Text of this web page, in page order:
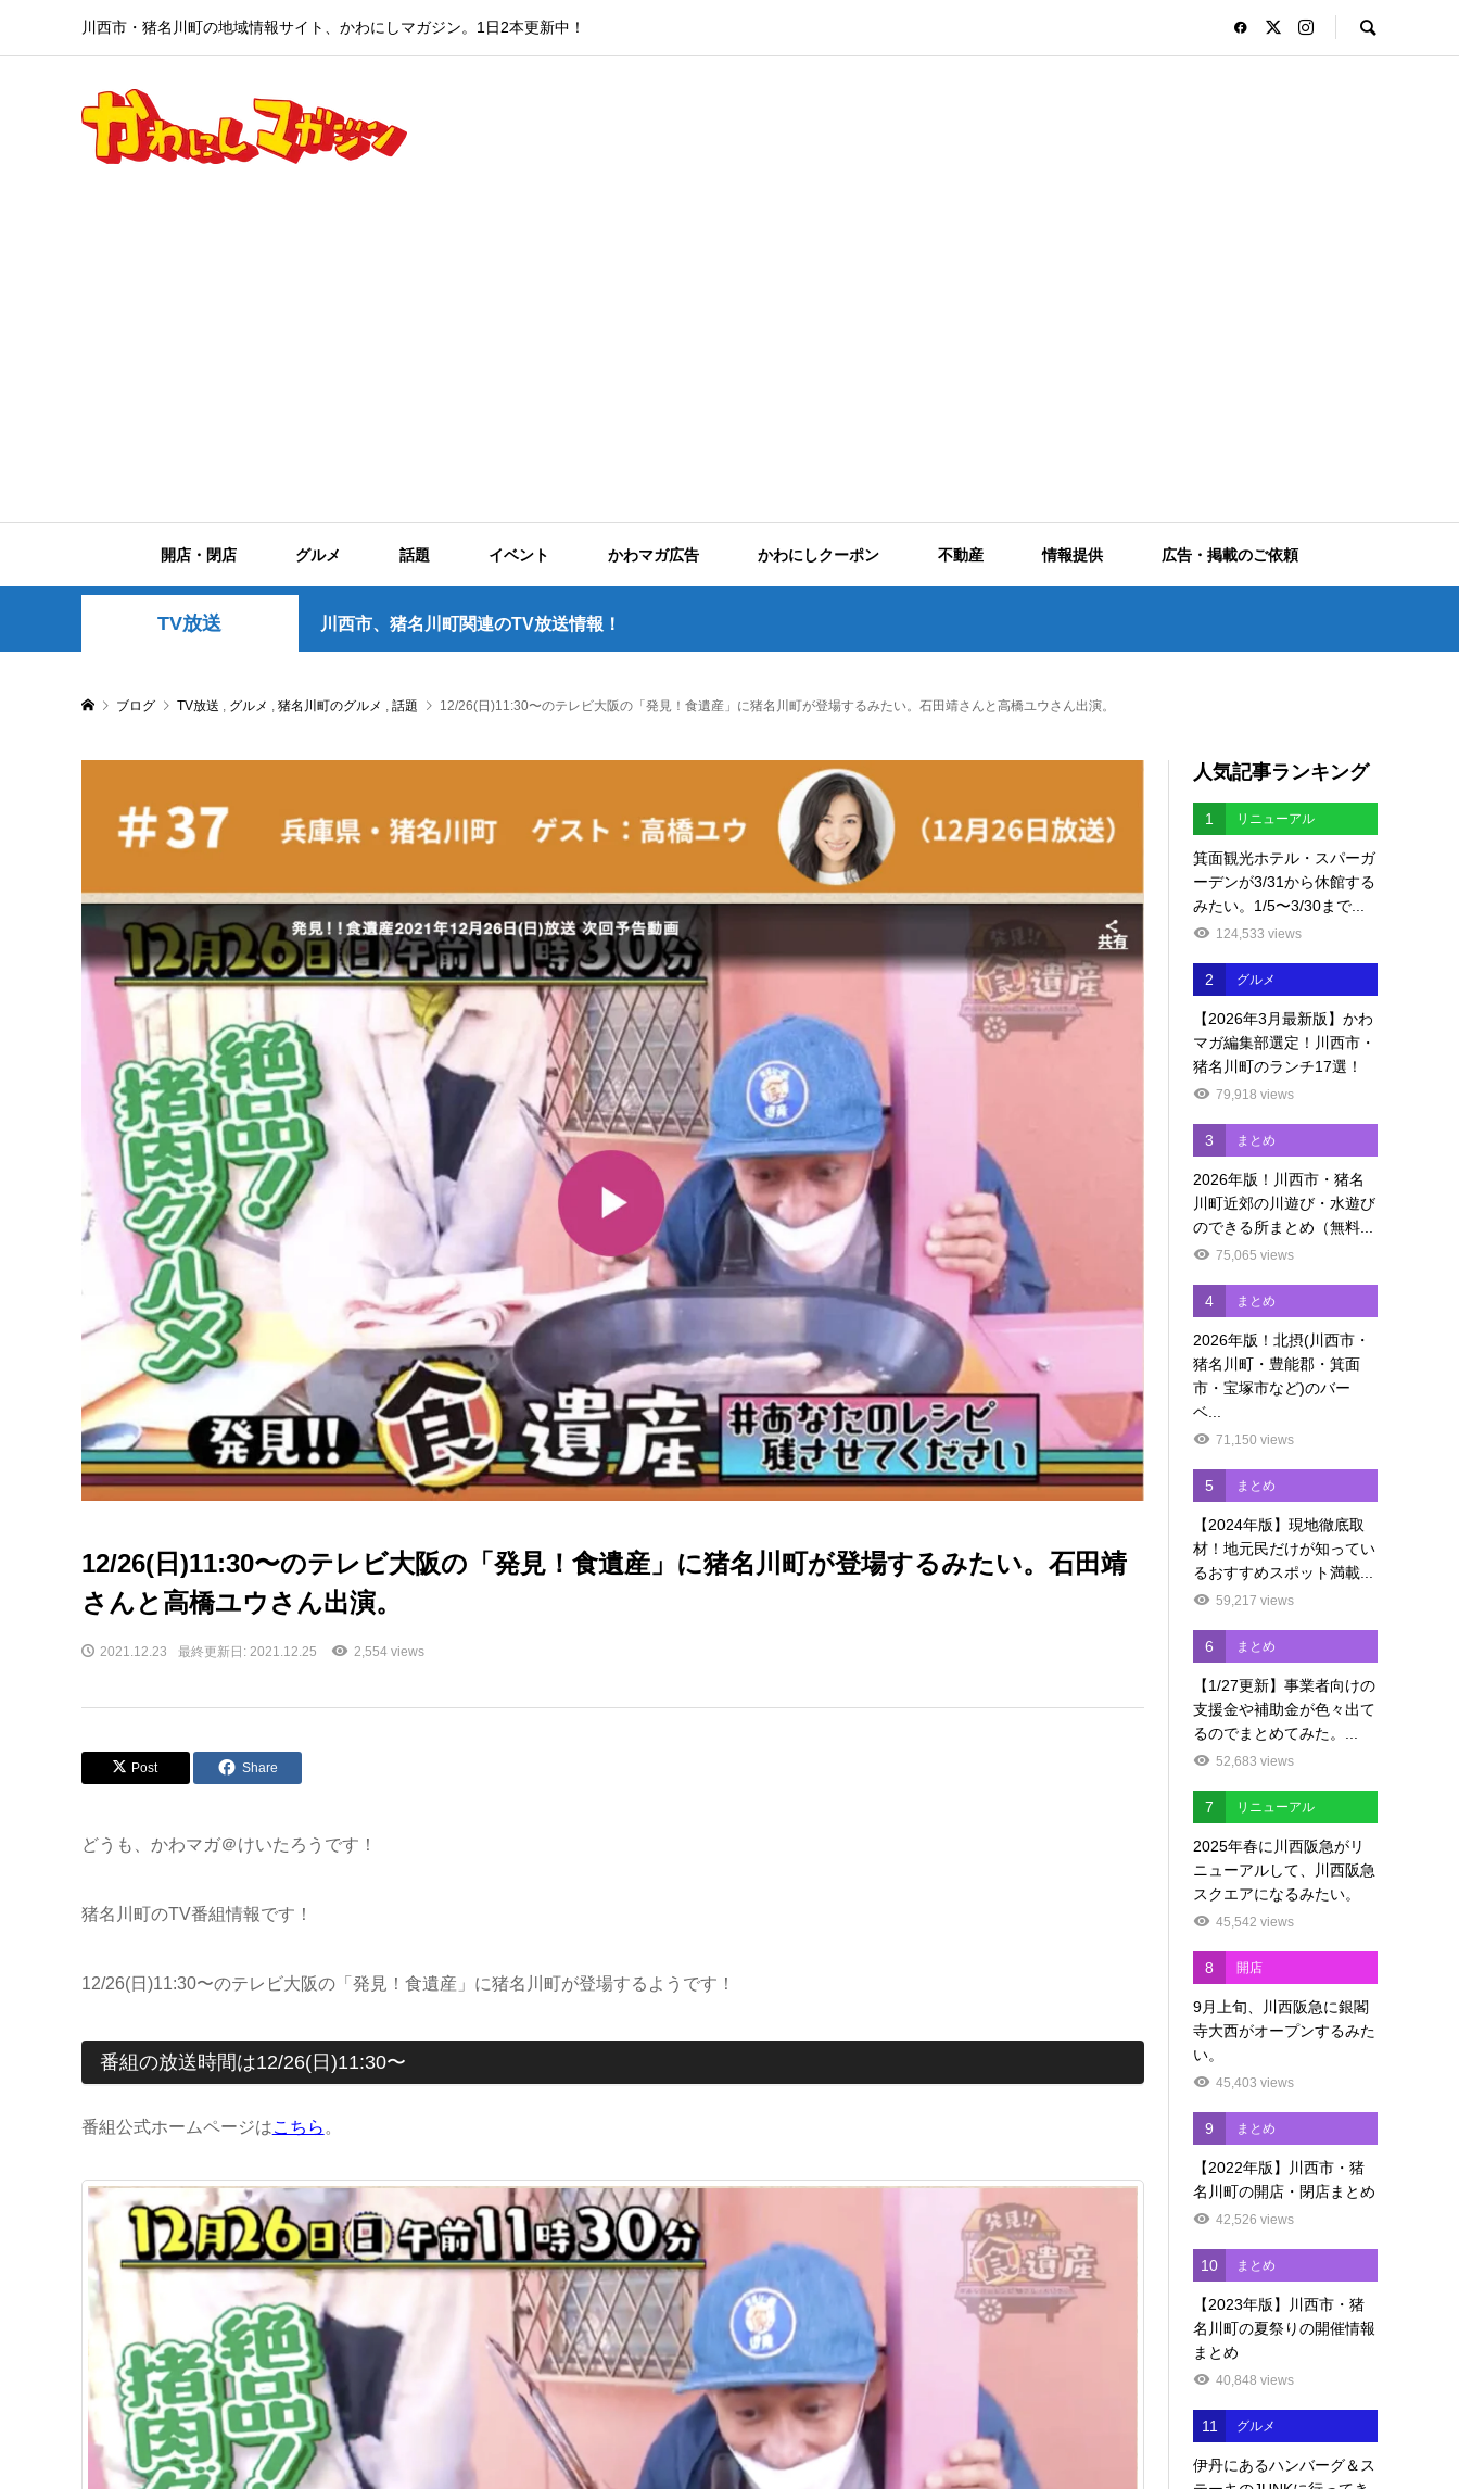
川西市・猪名川町の地域情報サイト、かわにしマガジン。1日2本更新中！
開店・閉店 グルメ 話題 イベント かわマガ広告 かわにしクーポン 不動産 情報提供 広告・掲載のご依頼
TV放送 川西市、猪名川町関連のTV放送情報！
ブログ TV放送 , グルメ , 猪名川町のグルメ , 話題 12/26(日)11:30〜のテレビ大阪の「発見！食遺産」に猪名川町が登場するみたい。石田靖さんと高橋ユウさん出演。
12/26(日)11:30〜のテレビ大阪の「発見！食遺産」に猪名川町が登場するみたい。石田靖
さんと高橋ユウさん出演。
2021.12.23 最終更新日: 2021.12.25 2,554 views
Post Share
どうも、かわマガ＠けいたろうです！
猪名川町のTV番組情報です！
12/26(日)11:30〜のテレビ大阪の「発見！食遺産」に猪名川町が登場するようです！
番組の放送時間は12/26(日)11:30〜
番組公式ホームページはこちら 。
人気記事ランキング
1 リニューアル
箕面観光ホテル・スパーガ
ーデンが3/31から休館する
みたい。1/5〜3/30まで...
124,533 views
2 グルメ
【2026年3月最新版】かわ
マガ編集部選定！川西市・
猪名川町のランチ17選！
79,918 views
3 まとめ
2026年版！川西市・猪名
川町近郊の川遊び・水遊び
のできる所まとめ（無料...
75,065 views
4 まとめ
2026年版！北摂(川西市・
猪名川町・豊能郡・箕面
市・宝塚市など)のバー
ベ...
71,150 views
5 まとめ
【2024年版】現地徹底取
材！地元民だけが知ってい
るおすすめスポット満載...
59,217 views
6 まとめ
【1/27更新】事業者向けの
支援金や補助金が色々出て
るのでまとめてみた。...
52,683 views
7 リニューアル
2025年春に川西阪急がリ
ニューアルして、川西阪急
スクエアになるみたい。
45,542 views
8 開店
9月上旬、川西阪急に銀閣
寺大西がオープンするみた
い。
45,403 views
9 まとめ
【2022年版】川西市・猪
名川町の開店・閉店まとめ
42,526 views
10 まとめ
【2023年版】川西市・猪
名川町の夏祭りの開催情報
まとめ
40,848 views
11 グルメ
伊丹にあるハンバーグ＆ス